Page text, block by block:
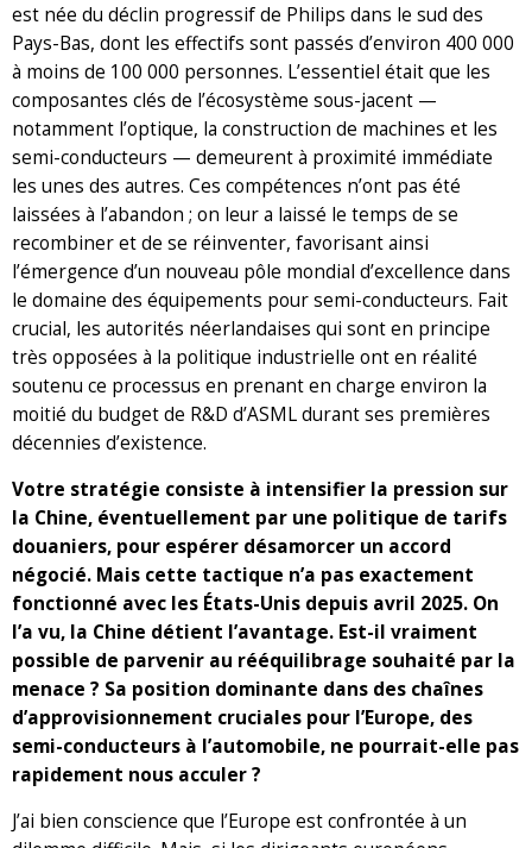
est née du déclin progressif de Philips dans le sud des
Pays-Bas, dont les effectifs sont passés d’environ 400 000
à moins de 100 000 personnes. L’essentiel était que les
composantes clés de l’écosystème sous-jacent —
notamment l’optique, la construction de machines et les
semi-conducteurs — demeurent à proximité immédiate
les unes des autres. Ces compétences n’ont pas été
laissées à l’abandon ; on leur a laissé le temps de se
recombiner et de se réinventer, favorisant ainsi
l’émergence d’un nouveau pôle mondial d’excellence dans
le domaine des équipements pour semi-conducteurs. Fait
crucial, les autorités néerlandaises qui sont en principe
très opposées à la politique industrielle ont en réalité
soutenu ce processus en prenant en charge environ la
moitié du budget de R&D d’ASML durant ses premières
décennies d’existence.
Votre stratégie consiste à intensifier la pression sur
la Chine, éventuellement par une politique de tarifs
douaniers, pour espérer désamorcer un accord
négocié. Mais cette tactique n’a pas exactement
fonctionné avec les États-Unis depuis avril 2025. On
l’a vu, la Chine détient l’avantage. Est-il vraiment
possible de parvenir au rééquilibrage souhaité par la
menace ? Sa position dominante dans des chaînes
d’approvisionnement cruciales pour l’Europe, des
semi-conducteurs à l’automobile, ne pourrait-elle pas
rapidement nous acculer ?
J’ai bien conscience que l’Europe est confrontée à un